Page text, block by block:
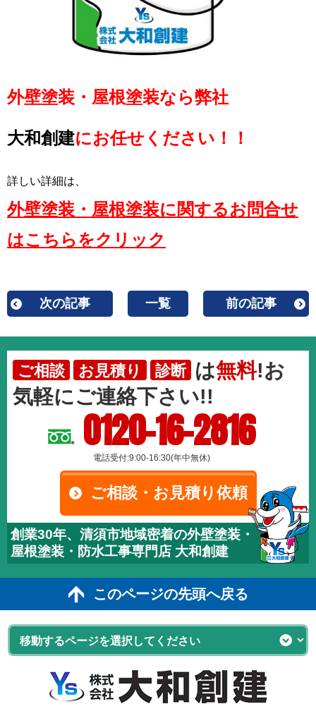
外壁塗装・屋根塗装なら弊社
大和創建にお任せください！！
詳しい詳細は、
外壁塗装・屋根塗装に関するお問合せ
はこちらをクリック
次の記事 一覧 前の記事
ご相談 お見積り 診断 は無料!お
気軽にご連絡下さい!!
0120-16-2816
電話受付:9:00-16:30(年中無休)
ご相談・お見積り依頼
創業30年、清須市地域密着の外壁塗装・
屋根塗装・防水工事専門店 大和創建
このページの先頭へ戻る